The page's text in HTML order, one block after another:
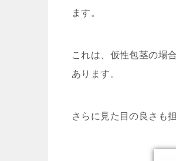
ます。
これは、仮性包茎の場
あります。
さらに見た目の良さも